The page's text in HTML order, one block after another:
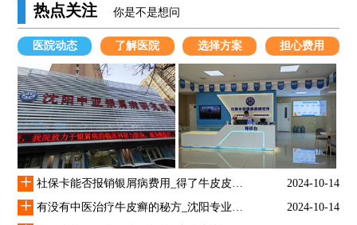
热点关注 你是不是想问
医院动态 了解医院 选择方案 担心费用
+ 2024-10-14
+ 2024-10-14